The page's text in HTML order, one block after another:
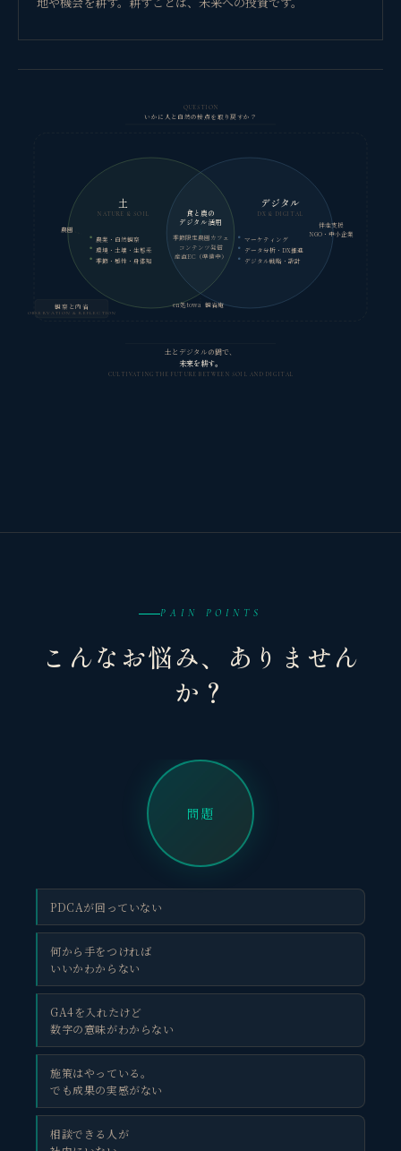
QUESTION
いかに人と自然の接点を取り戻すか？
観察と内省
OBSERVATION & REFLECTION
土
NATURE & SOIL
農業・自然観察
環境・土壌・生態系
季節・感性・身体知
デジタル
DX & DIGITAL
マーケティング
データ分析・DX推進
デジタル戦略・設計
食と農の
デジタル活用
季節限定農園カフェ
コンテンツ発信
産直EC（準備中）
農園
en処towa 観省庵
伴走支援
NGO・中小企業
土とデジタルの間で、
未来を耕す。
CULTIVATING THE FUTURE BETWEEN SOIL AND DIGITAL
PAIN POINTS
こんなお悩み、ありません
か？
問題
PDCAが回っていない
何から手をつければ
いいかわからない
GA4を入れたけど
数字の意味がわからない
施策はやっている。
でも成果の実感がない
相談できる人が